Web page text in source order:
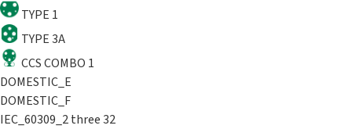
TYPE 1
TYPE 3A
CCS COMBO 1
DOMESTIC_E
DOMESTIC_F
IEC_60309_2 three 32